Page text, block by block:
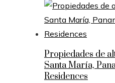
Propiedades de
Santa María,
Residences